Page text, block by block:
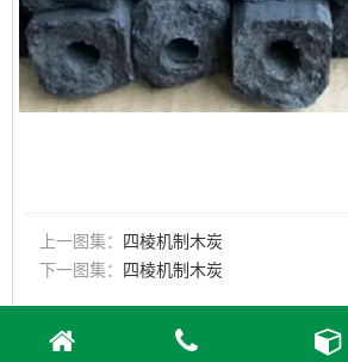
上一图集： 四棱机制木炭
下一图集： 四棱机制木炭